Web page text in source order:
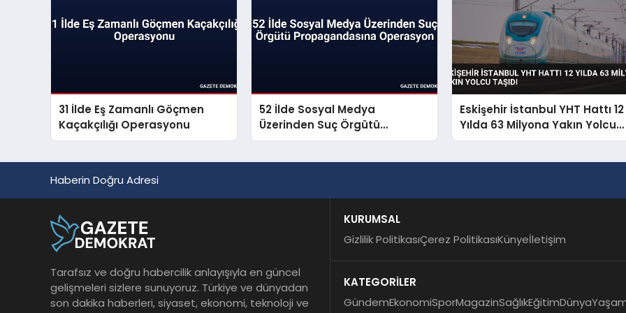
31 İlde Eş Zamanlı Göçmen
Kaçakçılığı Operasyonu
52 İlde Sosyal Medya
Üzerinden Suç Örgütü
Propagandasına Operasyon
Eskişehir İstanbul YHT Hattı 12
Yılda 63 Milyona Yakın Yolcu
Taşıdı
Haberin Doğru Adresi
Tarafsız ve doğru habercilik anlayışıyla en güncel
gelişmeleri sizlere sunuyoruz. Türkiye ve dünyadan
son dakika haberleri, siyaset, ekonomi, teknoloji ve
KURUMSAL
Gizlilik PolitikasıÇerez PolitikasıKünyeİletişim
KATEGORİLER
GündemEkonomiSporMagazinSağlıkEğitimDünya